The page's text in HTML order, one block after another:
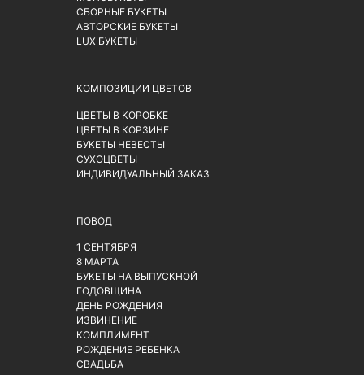
СБОРНЫЕ БУКЕТЫ
АВТОРСКИЕ БУКЕТЫ
LUX БУКЕТЫ
КОМПОЗИЦИИ ЦВЕТОВ
ЦВЕТЫ В КОРОБКЕ
ЦВЕТЫ В КОРЗИНЕ
БУКЕТЫ НЕВЕСТЫ
СУХОЦВЕТЫ
ИНДИВИДУАЛЬНЫЙ ЗАКАЗ
ПОВОД
1 СЕНТЯБРЯ
8 МАРТА
БУКЕТЫ НА ВЫПУСКНОЙ
ГОДОВЩИНА
ДЕНЬ РОЖДЕНИЯ
ИЗВИНЕНИЕ
КОМПЛИМЕНТ
РОЖДЕНИЕ РЕБЕНКА
СВАДЬБА